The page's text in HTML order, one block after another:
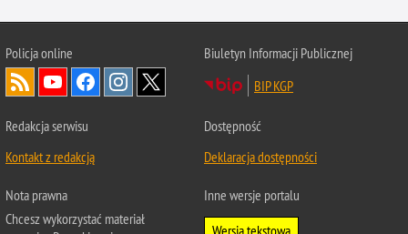
Policjaonline
Biuletyn Informacji Publicznej
BIP KGP
Redakcja serwisu
Kontakt z redakcją
Dostępność
Deklaracja dostępności
Nota prawna
Chcesz wykorzystać materiał
Inne wersje portalu